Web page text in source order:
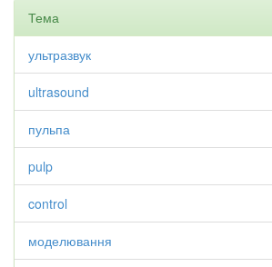
Тема
ультразвук
ultrasound
пульпа
pulp
control
моделювання